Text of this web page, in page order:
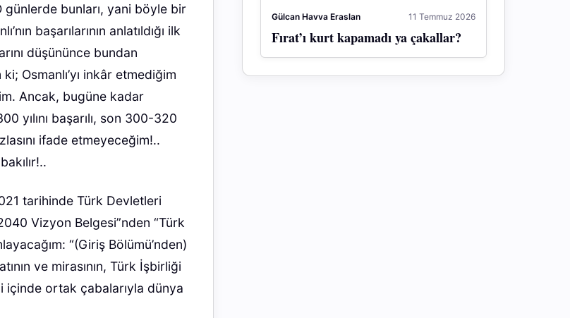
günlerde bunları, yani böyle bir
başarılarının anlatıldığı ilk
düşününce bundan
Osmanlı’yı inkâr etmediğim
Ancak, bugüne kadar
yılını başarılı, son 300-320
ifade etmeyeceğim!..
tarihinde Türk Devletleri
Vizyon Belgesi”nden “Türk
“(Giriş Bölümü’nden)
ve mirasının, Türk İşbirliği
içinde ortak çabalarıyla dünya
Gülcan Havva Eraslan 11 Temmuz 2026
Fırat’ı kurt kapamadı ya çakallar?